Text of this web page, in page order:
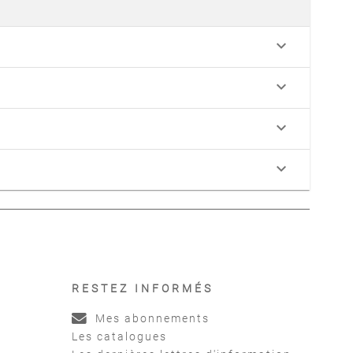
keyboard_arrow_down
keyboard_arrow_down
keyboard_arrow_down
keyboard_arrow_down
RESTEZ INFORMÉS
Mes abonnements
Les catalogues